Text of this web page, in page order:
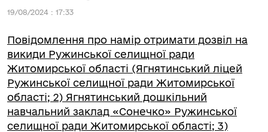
19/08/2024 : 17:33
Повідомлення про намір отримати дозвіл на
викиди Ружинської селищної ради
Житомирської області (Ягнятинський ліцей
Ружинської селищної ради Житомирської
області; 2) Ягнятинський дошкільний
навчальний заклад «Сонечко» Ружинської
селищної ради Житомирської області; 3)